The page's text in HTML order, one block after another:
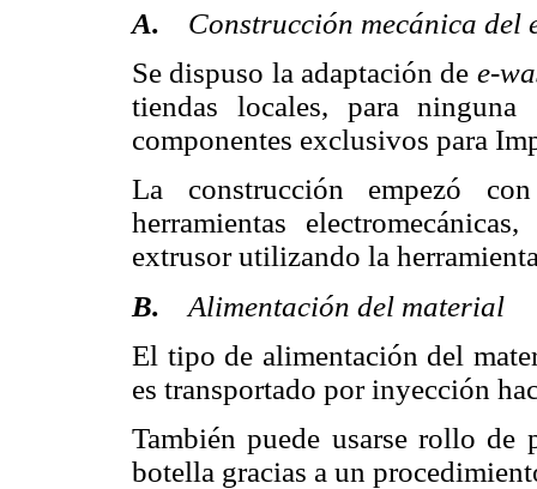
A. Construcción mecánica del
Se dispuso la adaptación de e-
tiendas locales, para
componentes exclusivos para
La construcción empezó
herramientas
extrusor utilizando la
B. Alimentación del material
El tipo de alimentación del
es transportado por inyección
También puede usarse rollo de
botella gracias a un